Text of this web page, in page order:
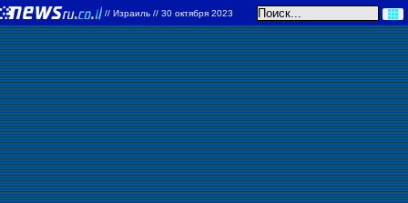
// Израиль // 30 октября 2023